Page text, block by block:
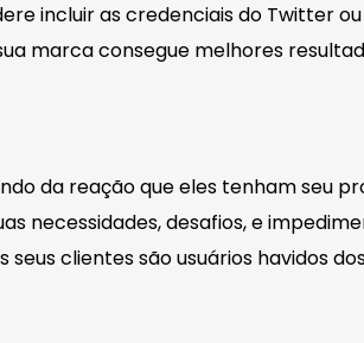
incluir as credenciais do Twitter
marca consegue melhores
da reação que eles tenham seu
necessidades, desafios, e
clientes são usuários havidos